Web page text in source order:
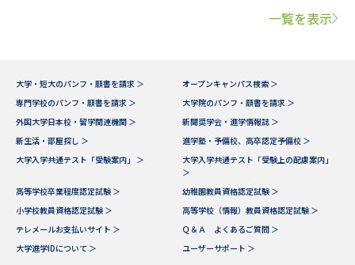
一覧を表示
大学・短大のパンフ・願書を請求 ＞
オープンキャンパス検索 ＞
専門学校のパンフ・願書を請求 ＞
大学院のパンフ・願書を請求 ＞
外国大学日本校・留学関連機関 ＞
新聞奨学会・進学情報誌 ＞
新生活・部屋探し ＞
進学塾・予備校、高卒認定予備校 ＞
大学入学共通テスト「受験案内」 ＞
大学入学共通テスト「受験上の配慮案内」
＞
高等学校卒業程度認定試験 ＞
幼稚園教員資格認定試験 ＞
小学校教員資格認定試験 ＞
高等学校（情報）教員資格認定試験 ＞
テレメールお支払いサイト ＞
Ｑ＆Ａ よくあるご質問 ＞
大学進学IDについて ＞
ユーザーサポート ＞